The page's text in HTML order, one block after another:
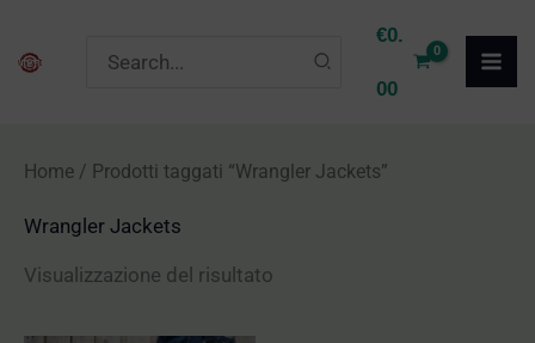
per:
€0.
00
Home / Prodotti taggati “Wrangler Jackets”
Wrangler Jackets
Visualizzazione del risultato